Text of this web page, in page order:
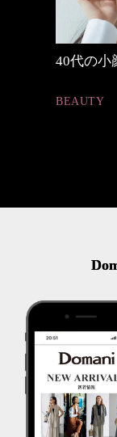
優木まお